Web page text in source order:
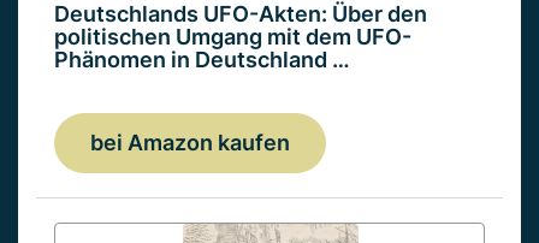
Deutschlands UFO-Akten: Über den
politischen Umgang mit dem UFO-
Phänomen in Deutschland …
bei Amazon kaufen